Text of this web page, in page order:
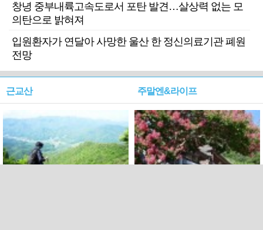
창녕 중부내륙고속도로서 포탄 발견…살상력 없는 모
의탄으로 밝혀져
입원환자가 연달아 사망한 울산 한 정신의료기관 폐원
전망
근교산 주말엔&라이프